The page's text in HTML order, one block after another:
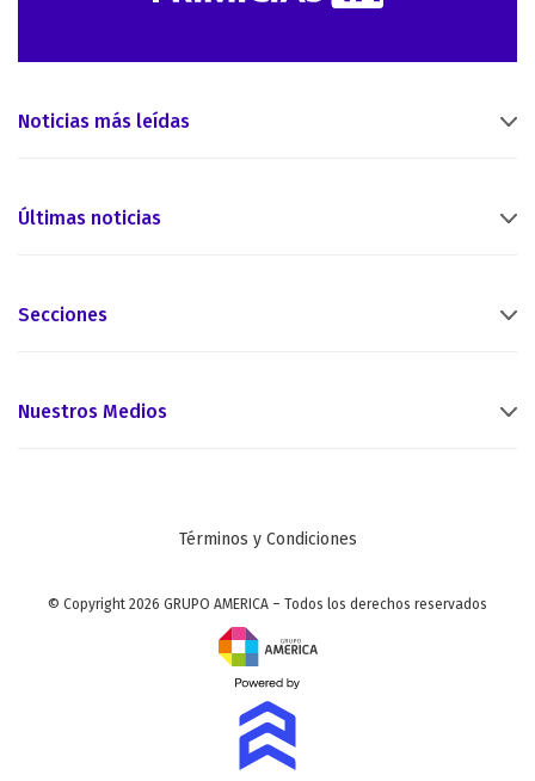
Noticias más leídas
Últimas noticias
Secciones
Nuestros Medios
Términos y Condiciones
© Copyright 2026 GRUPO AMERICA – Todos los derechos reservados